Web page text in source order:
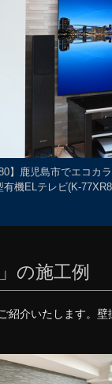
】鹿児島市でエコカ
有機ELテレビ(K-
の施工例
介いたします。